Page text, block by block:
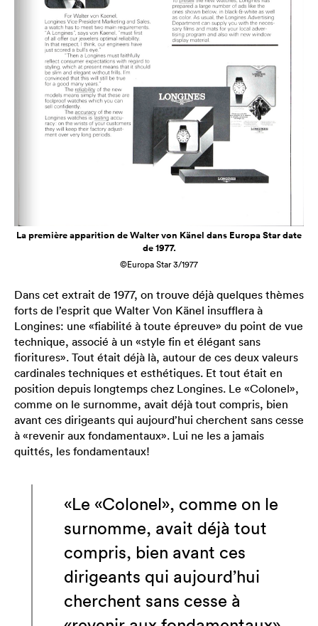
La première apparition de Walter von Känel dans Europa Star date
de 1977.
©Europa Star 3/1977
Dans cet extrait de 1977, on trouve déjà quelques thèmes
forts de l’esprit que Walter Von Känel insufflera à
Longines: une «fiabilité à toute épreuve» du point de vue
technique, associé à un «style fin et élégant sans
fioritures». Tout était déjà là, autour de ces deux valeurs
cardinales techniques et esthétiques. Et tout était en
position depuis longtemps chez Longines. Le «Colonel»,
comme on le surnomme, avait déjà tout compris, bien
avant ces dirigeants qui aujourd’hui cherchent sans cesse
à «revenir aux fondamentaux». Lui ne les a jamais
quittés, les fondamentaux!
«Le «Colonel», comme on le
surnomme, avait déjà tout
compris, bien avant ces
dirigeants qui aujourd’hui
cherchent sans cesse à